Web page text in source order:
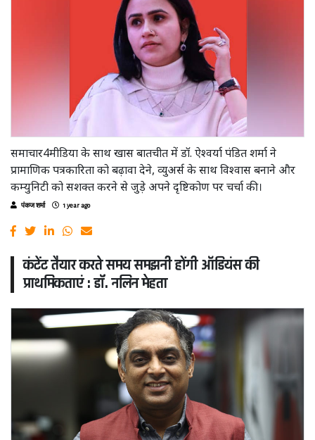
समाचार4मीडिया के साथ खास बातचीत में डॉ. ऐश्वर्या पंडित शर्मा ने
प्रामाणिक पत्रकारिता को बढ़ावा देने, व्युअर्स के साथ विश्वास बनाने और
कम्युनिटी को सशक्त करने से जुड़े अपने दृष्टिकोण पर चर्चा की।
पंकज शर्मा 1 year ago
कंटेंट तैयार करते समय समझनी होंगी ऑडियंस की
प्राथमिकताएं : डॉ. नलिन मेहता